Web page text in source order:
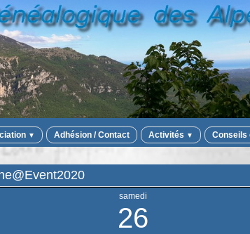
▼ Adhésion / Contact Activités ▼ Conseils
samedi
26